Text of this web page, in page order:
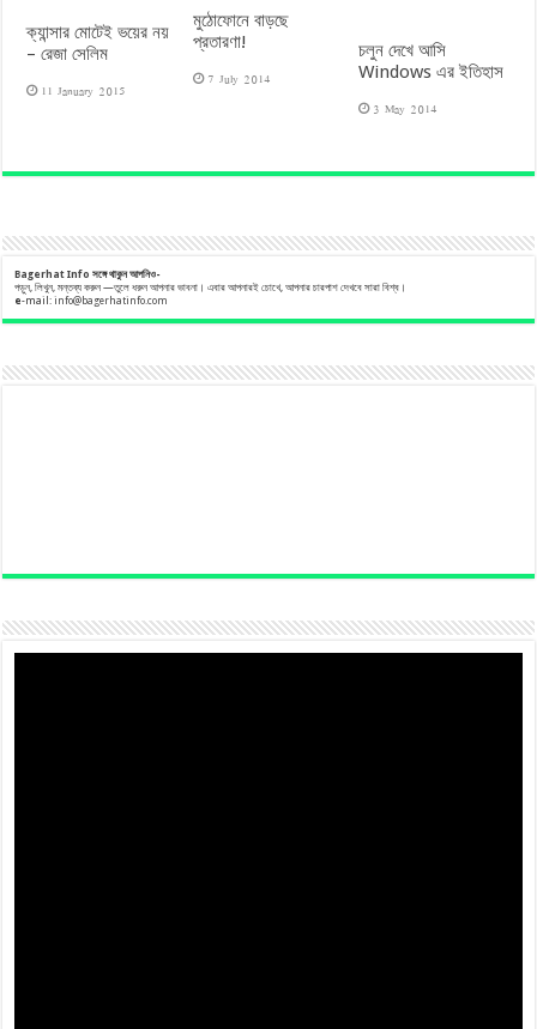
ক্যান্সার মোটেই ভয়ের নয়
– রেজা সেলিম
11 January 2015
মুঠোফোনে বাড়ছে
প্রতারণা!
7 July 2014
চলুন দেখে আসি
Windows এর ইতিহাস
3 May 2014
Bagerhat Info সঙ্গেথাকুনআপনিও-
পড়ুন, লিখুন, মন্তব্য করুন —তুলে ধরুন আপনার ভাবনা। এবার আপনারই চোখে, আপনার চারপাশ দেখবে সারা বিশ্ব।
e-mail:info@bagerhatinfo.com